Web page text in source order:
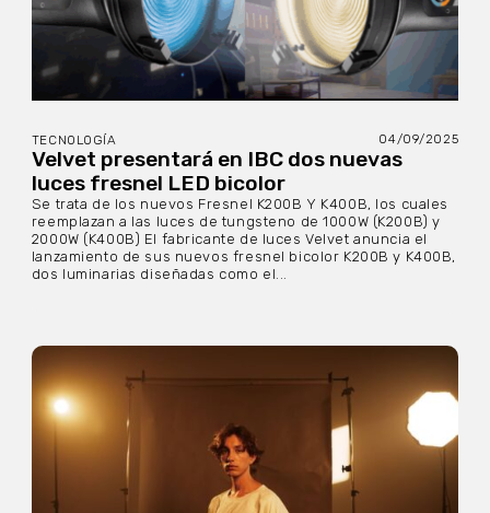
TECNOLOGÍA 04/09/2025
Velvet presentará en IBC dos nuevas
luces fresnel LED bicolor
Se trata de los nuevos Fresnel K200B Y K400B, los cuales
reemplazan a las luces de tungsteno de 1000W (K200B) y
2000W (K400B) El fabricante de luces Velvet anuncia el
lanzamiento de sus nuevos fresnel bicolor K200B y K400B,
dos luminarias diseñadas como el...